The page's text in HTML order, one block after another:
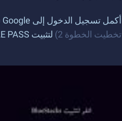
أكمل تسجيل الدخول إلى Google
تخطيت الخطوة 2)
لتثبيت UAE PASS